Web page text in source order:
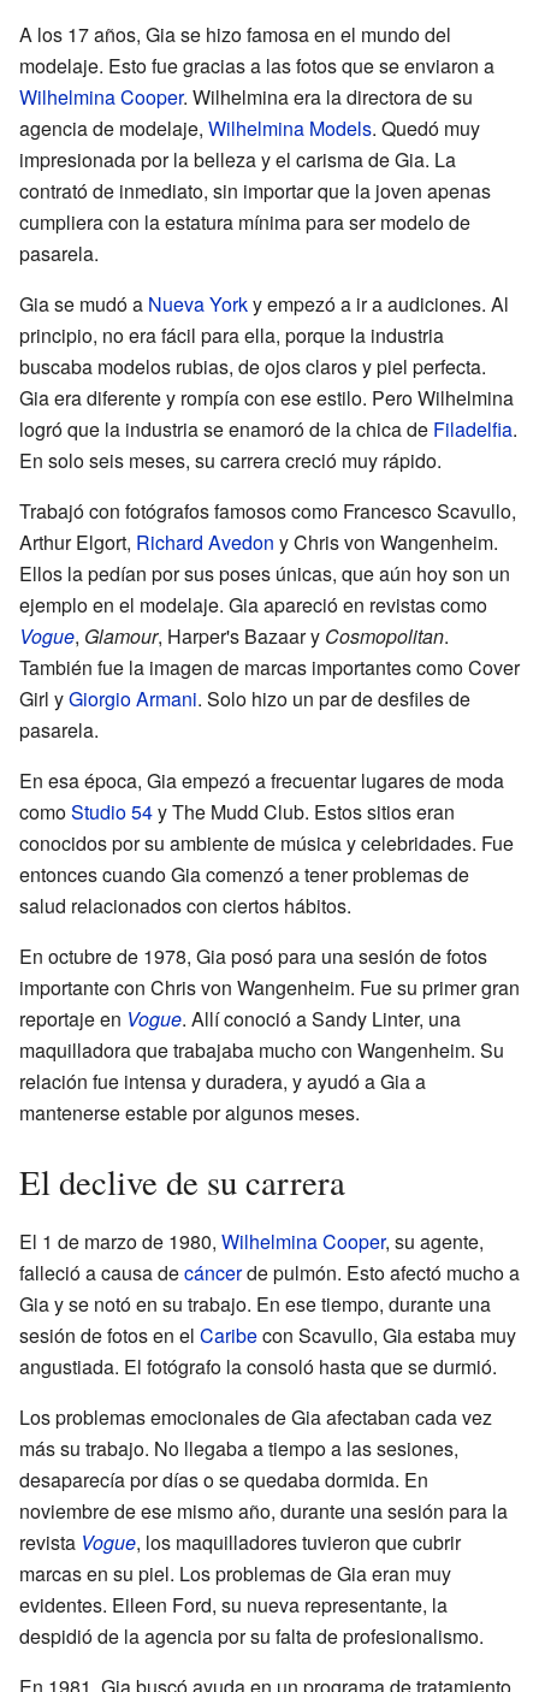
A los 17 años, Gia se hizo famosa en el mundo del
modelaje. Esto fue gracias a las fotos que se enviaron a
Wilhelmina Cooper. Wilhelmina era la directora de su
agencia de modelaje, Wilhelmina Models. Quedó muy
impresionada por la belleza y el carisma de Gia. La
contrató de inmediato, sin importar que la joven apenas
cumpliera con la estatura mínima para ser modelo de
pasarela.
Gia se mudó a Nueva Yorky empezó a ir a audiciones. Al
principio, no era fácil para ella, porque la industria
buscaba modelos rubias, de ojos claros y piel perfecta.
Gia era diferente y rompía con ese estilo. Pero Wilhelmina
logró que la industria se enamoró de la chica de Filadelfia.
En solo seis meses, su carrera creció muy rápido.
Trabajó con fotógrafos famosos como Francesco Scavullo,
Arthur Elgort, Richard Avedon y Chris von Wangenheim.
Ellos la pedían por sus poses únicas, que aún hoy son un
ejemplo en el modelaje. Gia apareció en revistas como
Vogue, Glamour, Harper's Bazaar y Cosmopolitan.
También fue la imagen de marcas importantes como Cover
Girl yGiorgio Armani. Solo hizo un par de desfiles de
pasarela.
En esa época, Gia empezó a frecuentar lugares de moda
comoStudio 54y The Mudd Club. Estos sitios eran
conocidos por su ambiente de música y celebridades. Fue
entonces cuando Gia comenzó a tener problemas de
salud relacionados con ciertos hábitos.
En octubre de 1978, Gia posó para una sesión de fotos
importante con Chris von Wangenheim. Fue su primer gran
reportaje en Vogue. Allí conoció a Sandy Linter, una
maquilladora que trabajaba mucho con Wangenheim. Su
relación fue intensa y duradera, y ayudó a Gia a
mantenerse estable por algunos meses.
El declive de su carrera
El 1 de marzo de 1980, Wilhelmina Cooper, su agente,
falleció a causa decáncerde pulmón. Esto afectó mucho a
Gia y se notó en su trabajo. En ese tiempo, durante una
sesión de fotos en el Caribecon Scavullo, Gia estaba muy
angustiada. El fotógrafo la consoló hasta que se durmió.
Los problemas emocionales de Gia afectaban cada vez
más su trabajo. No llegaba a tiempo a las sesiones,
desaparecía por días o se quedaba dormida. En
noviembre de ese mismo año, durante una sesión para la
revista Vogue, los maquilladores tuvieron que cubrir
marcas en su piel. Los problemas de Gia eran muy
evidentes. Eileen Ford, su nueva representante, la
despidió de la agencia por su falta de profesionalismo.